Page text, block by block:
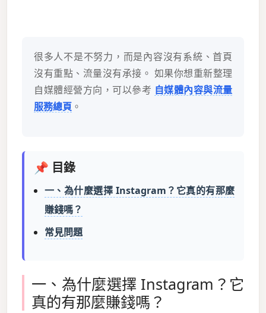
很多人不是不努力，而是內容沒有系統、首頁
沒有重點、流量沒有承接。 如果你想重新整理
自媒體經營方向，可以參考 自媒體內容與流量
服務總頁 。
📌 目錄
一、為什麼選擇 Instagram？它真的有那麼
賺錢嗎？
常見問題
一、為什麼選擇 Instagram？它
真的有那麼賺錢嗎？